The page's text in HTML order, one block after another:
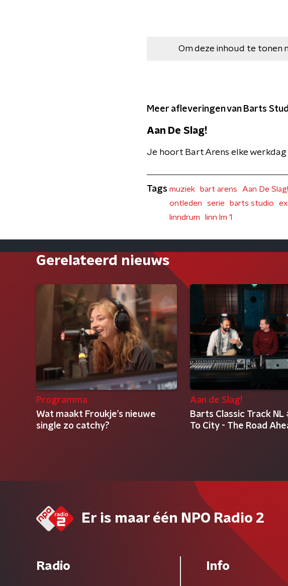
Om deze inhoud te tonen
Meer afleveringen van Barts
Aan De Slag!
Je hoort Bart Arens elke werkdag
Tags muziek bart arens Aan De Slag!
ontleden
serie barts studio
linndrum
linn lm 1
Gerelateerd nieuws
Programma
Wat maakt Froukje’s nieuwe
single zo catchy?
Aan de Slag!
Barts Classic Track
To City - The Road
Er is maar één NPO Radio 2
Radio Info